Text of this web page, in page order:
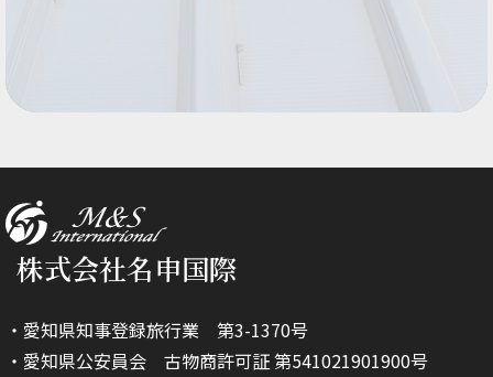
株式会社名申国際
・愛知県知事登録旅行業 第3-1370号
・愛知県公安員会 古物商許可証 第541021901900号